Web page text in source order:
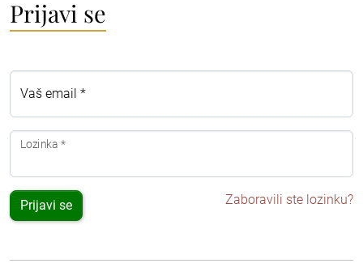
Prijavi se
Vaš email *
Lozinka *
Prijavi se Zaboravili ste lozinku?